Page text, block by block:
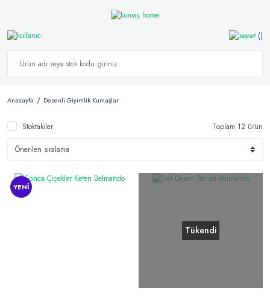
Anasayfa Desenli Giyimlik Kumaşlar
Stoktakiler Toplam 12 ürün
YENİ
Tükendi